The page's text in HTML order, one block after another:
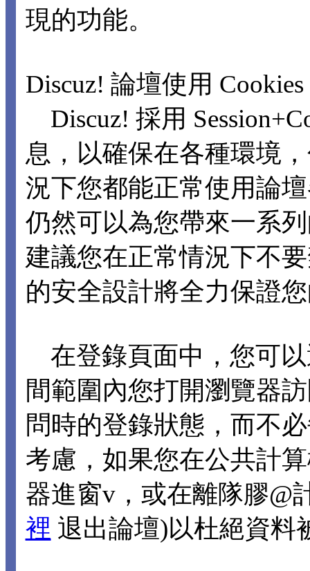
現的功能。
Discuz! 論壇使用
Discuz! 採用
息，以確保在各種環境
況下您都能正常使用論
仍然可以為您帶來一系
建議您在正常情況下不
的安全設計將全力保證
在登錄頁面中，您可以
間範圍內您打開瀏覽器
問時的登錄狀態，而不
考慮，如果您在公共計
器進窗v，或在離隊膠@
裡 退出論壇)以杜絕資料